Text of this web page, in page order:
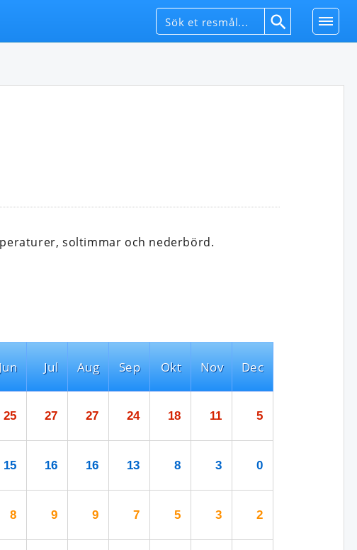
soltimmar och nederbörd.
Jun
25
15
8
Jul
27
16
9
Aug
27
16
9
Sep
24
13
7
Okt
18
8
5
Nov
11
3
3
Dec
5
0
2